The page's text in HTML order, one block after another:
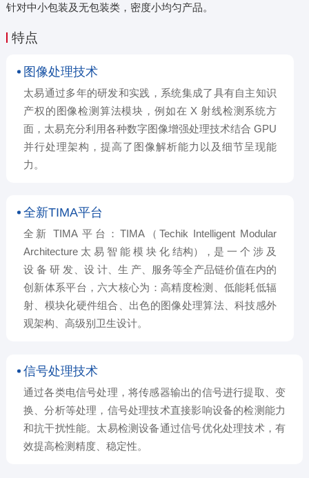
针对中小包装及无包装类，密度小均匀产品。
特点
图像处理技术
太易通过多年的研发和实践，系统集成了具有自主知识
产权的图像检测算法模块，例如在 X 射线检测系统方
面，太易充分利用各种数字图像增强处理技术结合 GPU
并行处理架构，提高了图像解析能力以及细节呈现能
力。
全新TIMA平台
全新 TIMA 平台：TIMA（Techik Intelligent Modular
Architecture 太 易 智 能 模 块 化 结构），是 一 个 涉 及
设 备 研 发、设 计、生 产、服务等全产品链价值在内的
创新体系平台，六大核心为：高精度检测、低能耗低辐
射、模块化硬件组合、出色的图像处理算法、科技感外
观架构、高级别卫生设计。
信号处理技术
通过各类电信号处理，将传感器输出的信号进行提取、变
换、分析等处理，信号处理技术直接影响设备的检测能力
和抗干扰性能。太易检测设备通过信号优化处理技术，有
效提高检测精度、稳定性。